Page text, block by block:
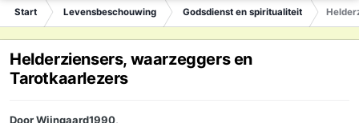
Start Levensbeschouwing Godsdienst en spiritualiteit
Helderziensers, waarzeggers en
Tarotkaarlezers
DoorWijngaard1990,